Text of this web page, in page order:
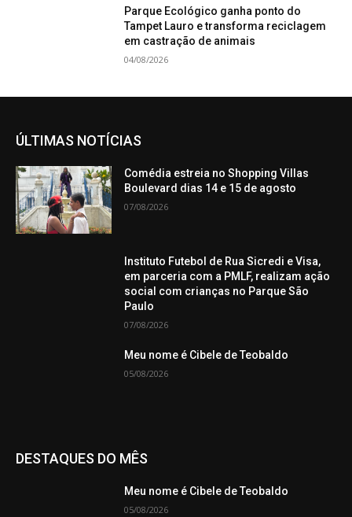
Parque Ecológico ganha ponto do
Tampet Lauro e transforma reciclagem
em castração de animais
04/08/2026
ÚLTIMAS NOTÍCIAS
Comédia estreia no Shopping Villas
Boulevard dias 14 e 15 de agosto
07/08/2026
Instituto Futebol de Rua Sicredi e Visa,
em parceria com a PMLF, realizam ação
social com crianças no Parque São
Paulo
07/08/2026
Meu nome é Cibele de Teobaldo
05/08/2026
DESTAQUES DO MÊS
Meu nome é Cibele de Teobaldo
05/08/2026